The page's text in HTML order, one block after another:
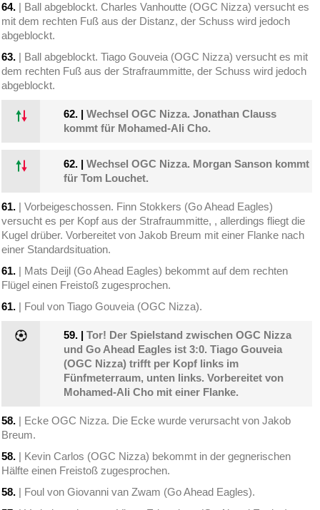
64. | Ball abgeblockt. Charles Vanhoutte (OGC Nizza) versucht es
mit dem rechten Fuß aus der Distanz, der Schuss wird jedoch
abgeblockt.
63. | Ball abgeblockt. Tiago Gouveia (OGC Nizza) versucht es mit
dem rechten Fuß aus der Strafraummitte, der Schuss wird jedoch
abgeblockt.
62. |Wechsel OGC Nizza. Jonathan Clauss
kommt für Mohamed-Ali Cho.
62. |Wechsel OGC Nizza. Morgan Sanson kommt
für Tom Louchet.
61. | Vorbeigeschossen. Finn Stokkers (Go Ahead Eagles)
versucht es per Kopf aus der Strafraummitte, , allerdings fliegt die
Kugel drüber. Vorbereitet von Jakob Breum mit einer Flanke nach
einer Standardsituation.
61. | Mats Deijl (Go Ahead Eagles) bekommt auf dem rechten
Flügel einen Freistoß zugesprochen.
61. | Foul von Tiago Gouveia (OGC Nizza).
59. |Tor! Der Spielstand zwischen OGC Nizza
und Go Ahead Eagles ist 3:0. Tiago Gouveia
(OGC Nizza) trifft per Kopf links im
Fünfmeterraum, unten links. Vorbereitet von
Mohamed-Ali Cho mit einer Flanke.
58. | Ecke OGC Nizza. Die Ecke wurde verursacht von Jakob
Breum.
58. | Kevin Carlos (OGC Nizza) bekommt in der gegnerischen
Hälfte einen Freistoß zugesprochen.
58. | Foul von Giovanni van Zwam (Go Ahead Eagles).